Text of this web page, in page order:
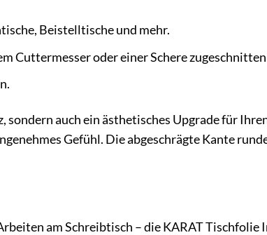
Beistelltische und mehr.
Cuttermesser oder einer Schere
auch ein ästhetisches Upgrade für
Gefühl. Die abgeschrägte Kante
am Schreibtisch – die KARAT Tischfolie